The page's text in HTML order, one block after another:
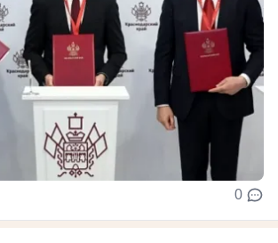
0